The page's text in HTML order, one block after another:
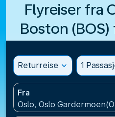
Flyreiser fra
Boston (BOS)
Returreise expand_more 1
Fra
Oslo, Oslo